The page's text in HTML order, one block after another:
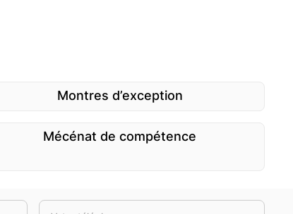
Montres d’exception
Mécénat de compétence